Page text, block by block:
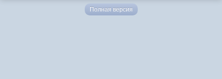
Полная версия